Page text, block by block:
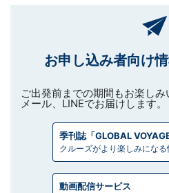
お申し込み者向け
ご出発前までの期間もお楽し
メール、LINEでお届けします。
季刊誌「GLOBAL VOYAGE
クルーズがより楽しみにな
動画配信サービス